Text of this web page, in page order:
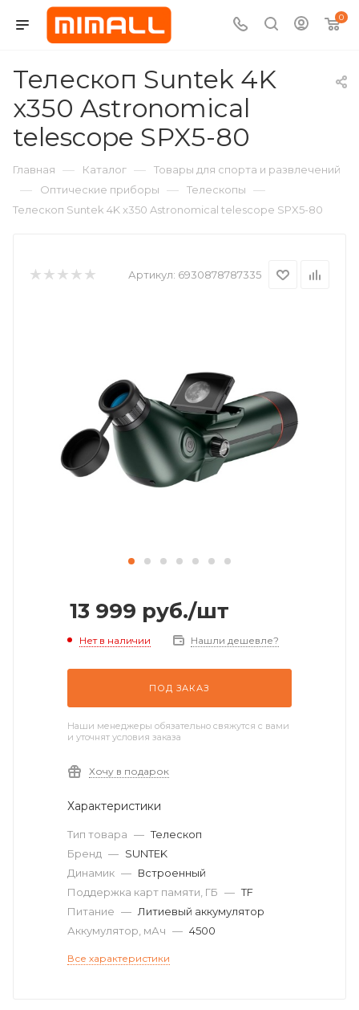
0
Телескоп Suntek 4K
x350 Astronomical
telescope SPX5-80
Главная — Каталог — Товары для спорта и развлечений
— Оптические приборы — Телескопы —
Телескоп Suntek 4K x350 Astronomical telescope SPX5-80
Артикул: 6930878787335
13 999 руб./шт
Нет в наличии Нашли дешевле?
ПОД ЗАКАЗ
Наши менеджеры обязательно свяжутся с вами
и уточнят условия заказа
Хочу в подарок
Характеристики
Тип товара — Телескоп
Бренд — SUNTEK
Динамик — Встроенный
Поддержка карт памяти, ГБ — TF
Питание — Литиевый аккумулятор
Аккумулятор, мАч — 4500
Все характеристики